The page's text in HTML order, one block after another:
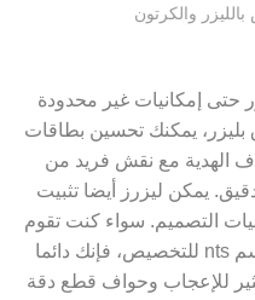
والكرتون
حتى إمكانيات غير محدودة
يمكنك تحسين بطاقات
الهدية مع نقش فريد من
يمكن ليزرز أيضا تثبيت
التصميم. سواء كنت تقوم
بإنشاء LO اذهب S أو الصور أو اسم nts للتخصيص، فإنك دائما
للإعجاب وحواف قطع دقة